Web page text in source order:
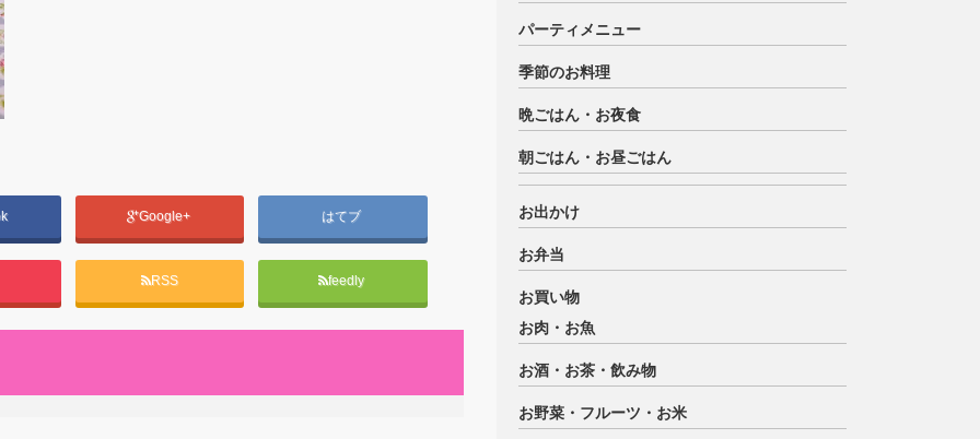
Google+ はてブ
RSS feedly
パーティメニュー
季節のお料理
晩ごはん・お夜食
朝ごはん・お昼ごはん
お出かけ
お弁当
お買い物
お肉・お魚
お酒・お茶・飲み物
お野菜・フルーツ・お米